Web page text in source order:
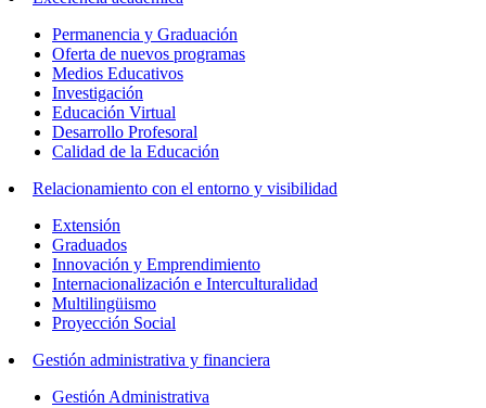
Permanencia y Graduación
Oferta de nuevos programas
Medios Educativos
Investigación
Educación Virtual
Desarrollo Profesoral
Calidad de la Educación
Relacionamiento con el entorno y visibilidad
Extensión
Graduados
Innovación y Emprendimiento
Internacionalización e Interculturalidad
Multilingüismo
Proyección Social
Gestión administrativa y financiera
Gestión Administrativa